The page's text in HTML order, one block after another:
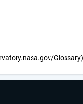
Glossary)